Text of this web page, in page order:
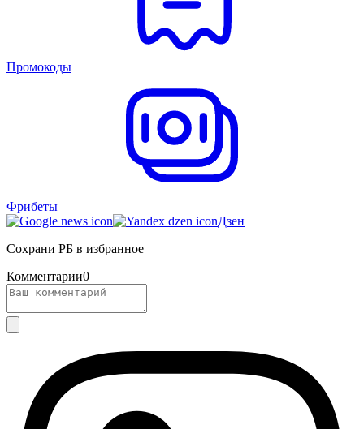
Промокоды
Фрибеты
Дзен
Сохрани РБ в избранное
Комментарии0